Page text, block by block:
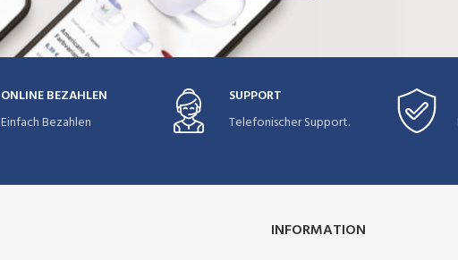
ONLINE BEZAHLEN
Einfach Bezahlen
SUPPORT
Telefonischer Support.
INFORMATION